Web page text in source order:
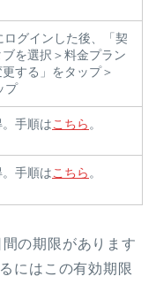
ログインした後、「契
を選択＞料金プラン
する」をタップ＞
プ
手順はこちら 。
手順はこちら 。
の期限があります
にはこの有効期限